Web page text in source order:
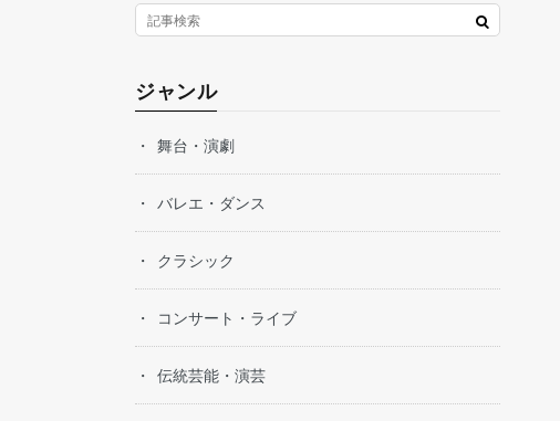
ジャンル
舞台・演劇
バレエ・ダンス
クラシック
コンサート・ライブ
伝統芸能・演芸